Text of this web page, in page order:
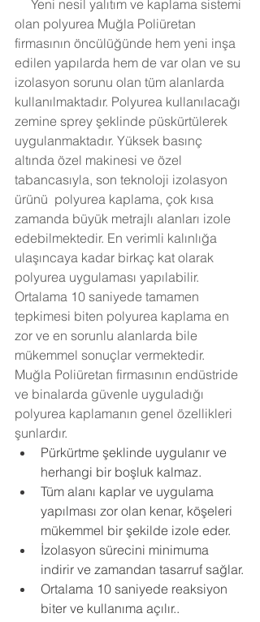
olan polyurea Muğla Poliüretan
firmasının öncülüğünde hem yeni inşa
edilen yapılarda hem de var olan ve su
izolasyon sorunu olan tüm alanlarda
kullanılmaktadır. Polyurea kullanılacağı
zemine sprey şeklinde püskürtülerek
uygulanmaktadır. Yüksek basınç
altında özel makinesi ve özel
tabancasıyla, son teknoloji izolasyon
ürünü  polyurea kaplama, çok kısa
zamanda büyük metrajlı alanları izole
edebilmektedir. En verimli kalınlığa
ulaşıncaya kadar birkaç kat olarak
polyurea uygulaması yapılabilir.
Ortalama 10 saniyede tamamen
tepkimesi biten polyurea kaplama en
zor ve en sorunlu alanlarda bile
mükemmel sonuçlar vermektedir.
Muğla Poliüretan firmasının endüstride
ve binalarda güvenle uyguladığı
polyurea kaplamanın genel özellikleri
şunlardır.
Pürkürtme şeklinde uygulanır ve
herhangi bir boşluk kalmaz.
Tüm alanı kaplar ve uygulama
yapılması zor olan kenar, köşeleri
mükemmel bir şekilde izole eder.
İzolasyon sürecini minimuma
indirir ve zamandan tasarruf sağlar.
Ortalama 10 saniyede reaksiyon
biter ve kullanıma açılır..